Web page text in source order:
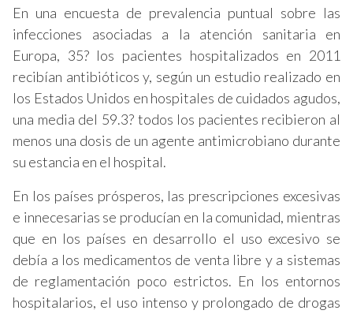
En una encuesta de prevalencia puntual sobre las
infecciones asociadas a la atención sanitaria en
Europa, 35? los pacientes hospitalizados en 2011
recibían antibióticos y, según un estudio realizado en
los Estados Unidos en hospitales de cuidados agudos,
una media del 59.3? todos los pacientes recibieron al
menos una dosis de un agente antimicrobiano durante
su estancia en el hospital.
En los países prósperos, las prescripciones excesivas
e innecesarias se producían en la comunidad, mientras
que en los países en desarrollo el uso excesivo se
debía a los medicamentos de venta libre y a sistemas
de reglamentación poco estrictos. En los entornos
hospitalarios, el uso intenso y prolongado de drogas